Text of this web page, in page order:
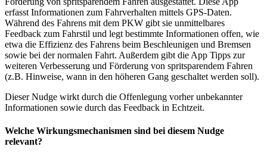
erfasst Informationen zum Fahrverhalten mittels GPS-Daten.
Während des Fahrens mit dem PKW gibt sie unmittelbares
Feedback zum Fahrstil und legt bestimmte Informationen offen, wie
etwa die Effizienz des Fahrens beim Beschleunigen und Bremsen
sowie bei der normalen Fahrt. Außerdem gibt die App Tipps zur
weiteren Verbesserung und Förderung von spritsparendem Fahren
(z.B. Hinweise, wann in den höheren Gang geschaltet werden soll).
Dieser Nudge wirkt durch die Offenlegung vorher unbekannter
Informationen sowie durch das Feedback in Echtzeit.
Welche Wirkungsmechanismen sind bei diesem Nudge
relevant?